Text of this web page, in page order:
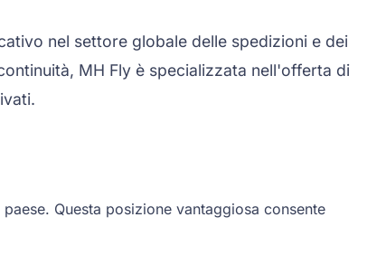
nel settore globale delle spedizioni e dei
MH Fly è specializzata nell'offerta di
Questa posizione vantaggiosa consente